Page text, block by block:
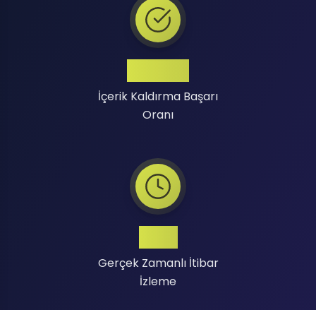
İçerik Kaldırma Başarı
Oranı
Gerçek Zamanlı İtibar
İzleme